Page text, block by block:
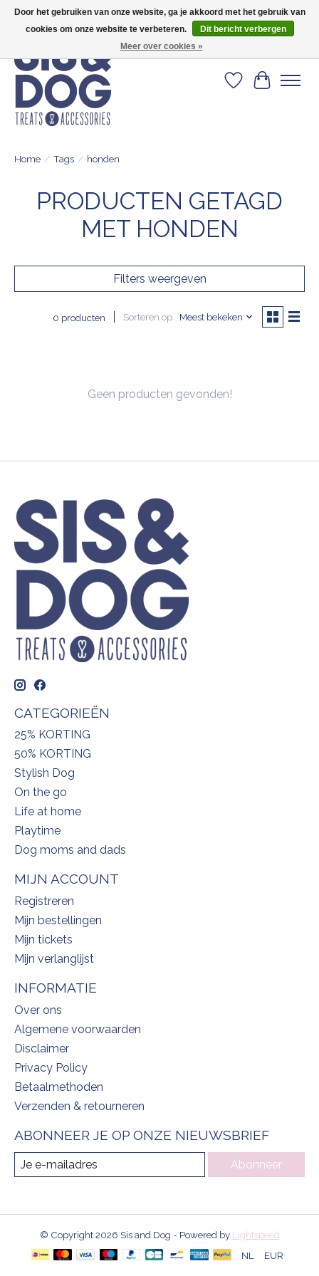
Verlanglijst
Home / Tags / honden
PRODUCTEN GETAGD
MET HONDEN
Filters weergeven
0 producten Sorteren op Meest bekeken
Geen producten gevonden!
CATEGORIEËN
25% KORTING
50% KORTING
Stylish Dog
On the go
Life at home
Playtime
Dog moms and dads
MIJN ACCOUNT
Registreren
Mijn bestellingen
Mijn tickets
Mijn verlanglijst
INFORMATIE
Over ons
Algemene voorwaarden
Disclaimer
Privacy Policy
Betaalmethoden
Verzenden & retourneren
ABONNEER JE OP ONZE NIEUWSBRIEF
Abonneer
© Copyright 2026 Sis and Dog - Powered by Lightspeed
NL
EUR
Door het gebruiken van onze website, ga je akkoord met het gebruik van
cookies om onze website te verbeteren.
Dit bericht verbergen
Meer over cookies »
Geef je hond het kleedje waar 500+ baasjes fan van zijn!